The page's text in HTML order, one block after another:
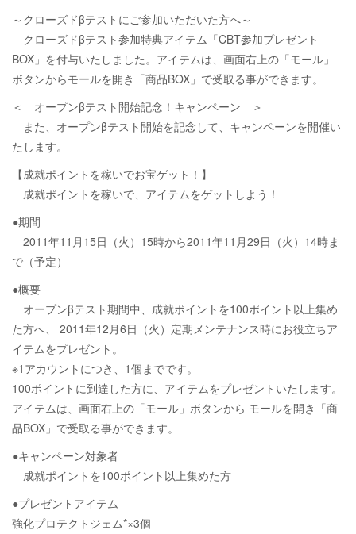
～クローズドβテストにご参加いただいた方へ～
クローズドβテスト参加特典アイテム「CBT参加プレゼント
BOX」を付与いたしました。アイテムは、画面右上の「モール」
ボタンからモールを開き「商品BOX」で受取る事ができます。
＜ オープンβテスト開始記念！キャンペーン ＞
また、オープンβテスト開始を記念して、キャンペーンを開催い
たします。
【成就ポイントを稼いでお宝ゲット！】
成就ポイントを稼いで、アイテムをゲットしよう！
●期間
2011年11月15日（火）15時から2011年11月29日（火）14時ま
で（予定）
●概要
オープンβテスト期間中、成就ポイントを100ポイント以上集め
た方へ、 2011年12月6日（火）定期メンテナンス時にお役立ちア
イテムをプレゼント。
※1アカウントにつき、1個までです。
100ポイントに到達した方に、アイテムをプレゼントいたします。
アイテムは、画面右上の「モール」ボタンから モールを開き「商
品BOX」で受取る事ができます。
●キャンペーン対象者
成就ポイントを100ポイント以上集めた方
●プレゼントアイテム
強化プロテクトジェム*×3個